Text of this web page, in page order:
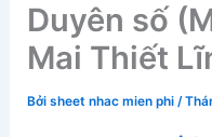
Duyên số
Mai Thiết
Bởisheet nhac mien phi/